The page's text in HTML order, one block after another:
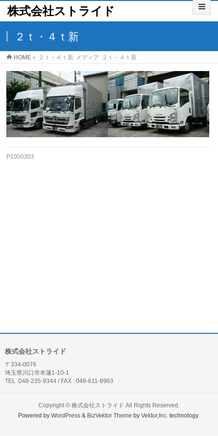
株式会社ストライド
２ｔ・４ｔ新
HOME » ２ｔ・４ｔ新 メディア ２ｔ・４ｔ新
P1000303
株式会社ストライド
〒334-0076
埼玉県川口市本蓮1-10-1
TEL :048-235-9344 / FAX : 048-611-8963
Copyright © 株式会社ストライド All Rights Reserved.
Powered byWordPress & BizVektor Theme byVektor,Inc. technology.